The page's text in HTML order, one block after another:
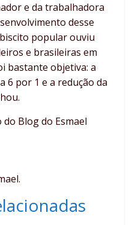
e da trabalhadora
desse
popular ouviu
e brasileiras em
bastante objetiva: a
6 por 1 e a redução da
Blog do Esmael